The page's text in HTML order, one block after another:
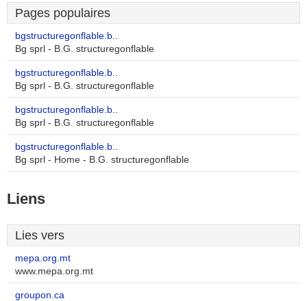
Pages populaires
bgstructuregonflable.b..
Bg sprl - B.G. structuregonflable
bgstructuregonflable.b..
Bg sprl - B.G. structuregonflable
bgstructuregonflable.b..
Bg sprl - B.G. structuregonflable
bgstructuregonflable.b..
Bg sprl - Home - B.G. structuregonflable
Liens
Lies vers
mepa.org.mt
www.mepa.org.mt
groupon.ca